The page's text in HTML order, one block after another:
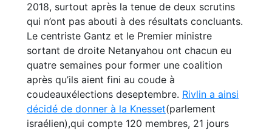
2018, surtout après la tenue de deux scrutins
qui n’ont pas abouti à des résultats concluants.
Le centriste Gantz et le Premier ministre
sortant de droite Netanyahou ont chacun eu
quatre semaines pour former une coalition
après qu’ils aient fini au coude à
coudeauxélections deseptembre. Rivlin a ainsi
décidé de donner à la Knesset(parlement
israélien),qui compte 120 membres, 21 jours